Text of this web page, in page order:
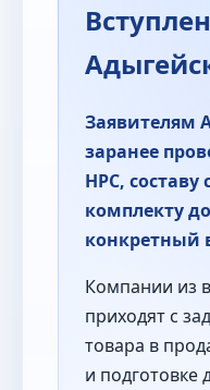
Заявителям
заранее
НРС, составу
комплекту
конкретный
Компании из
приходят с
товара в
и подготовке